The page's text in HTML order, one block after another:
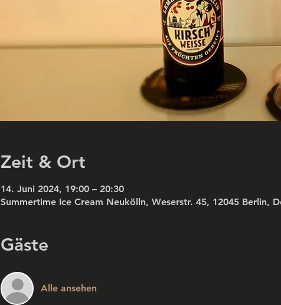
Zeit & Ort
14. Juni 2024, 19:00 – 20:30
Summertime Ice Cream Neukölln, Weserstr. 45, 12045 Berlin,
Gäste
Alle ansehen